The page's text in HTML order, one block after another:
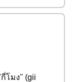
กี่โมง" (gii